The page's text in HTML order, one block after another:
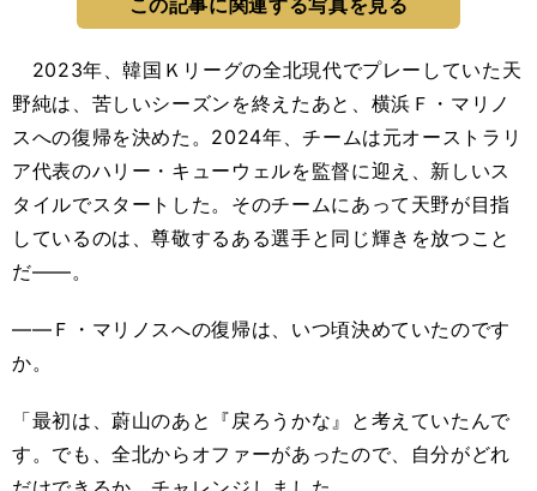
この記事に関連する写真を見る
2023年、韓国Ｋリーグの全北現代でプレーしていた天
野純は、苦しいシーズンを終えたあと、横浜Ｆ・マリノ
スへの復帰を決めた。2024年、チームは元オーストラリ
ア代表のハリー・キューウェルを監督に迎え、新しいス
タイルでスタートした。そのチームにあって天野が目指
しているのは、尊敬するある選手と同じ輝きを放つこと
だ――。
――Ｆ・マリノスへの復帰は、いつ頃決めていたのです
か。
「最初は、蔚山のあと『戻ろうかな』と考えていたんで
す。でも、全北からオファーがあったので、自分がどれ